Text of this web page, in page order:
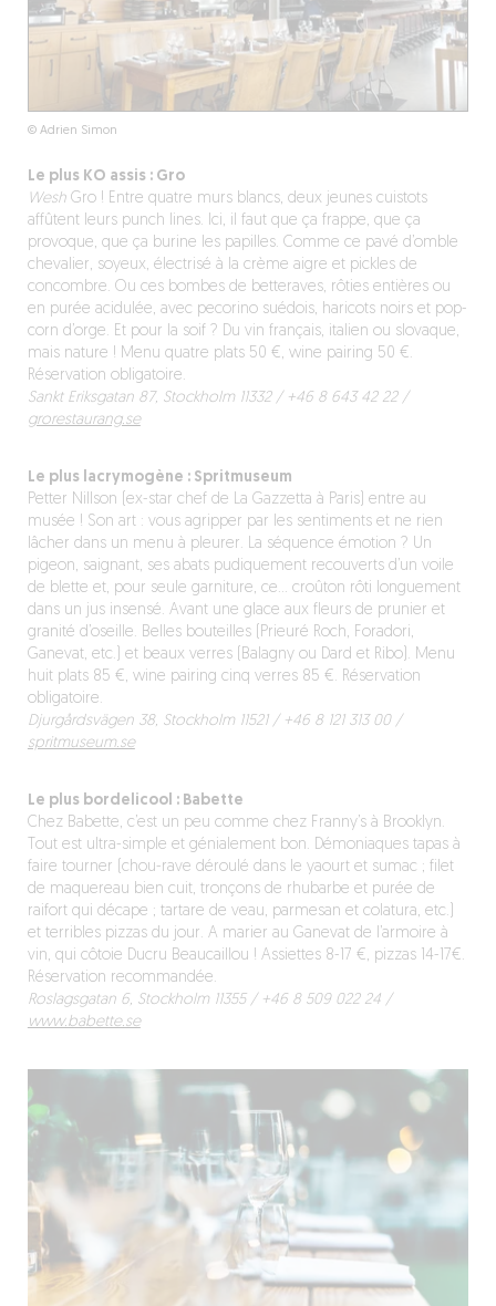
© Adrien Simon
Le plus KO assis : Gro
WeshGro ! Entre quatre murs blancs, deux jeunes cuistots
affûtent leurs punch lines. Ici, il faut que ça frappe, que ça
provoque, que ça burine les papilles. Comme ce pavé d’omble
chevalier, soyeux, électrisé à la crème aigre et pickles de
concombre. Ou ces bombes de betteraves, rôties entières ou
en purée acidulée, avec pecorino suédois, haricots noirs et pop-
corn d’orge. Et pour la soif ? Du vin français, italien ou slovaque,
mais nature ! Menu quatre plats 50 €, wine pairing 50 €.
Réservation obligatoire.
Sankt Eriksgatan 87, Stockholm 11332 /+46 8 643 42 22‪ /
grorestaurang.se
Le plus lacrymogène : Spritmuseum
Petter Nillson (ex-star chef de La Gazzetta à Paris) entre au
musée ! Son art : vous agripper par les sentiments et ne rien
lâcher dans un menu à pleurer. La séquence émotion ? Un
pigeon, saignant, ses abats pudiquement recouverts d’un voile
de blette et, pour seule garniture, ce… croûton rôti longuement
dans un jus insensé. Avant une glace aux fleurs de prunier et
granité d’oseille. Belles bouteilles (Prieuré Roch, Foradori,
Ganevat, etc.) et beaux verres (Balagny ou Dard et Ribo). Menu
huit plats 85 €, wine pairing cinq verres 85 €. Réservation
obligatoire.
Djurgårdsvägen 38, Stockholm 11521 / ‪+46 8 121 313 00 /
spritmuseum.se
Le plus bordelicool : Babette
Chez Babette, c’est un peu comme chez Franny’s à Brooklyn.
Tout est ultra-simple et génialement bon. Démoniaques tapas à
faire tourner (chou-rave déroulé dans le yaourt et sumac ; filet
de maquereau bien cuit, tronçons de rhubarbe et purée de
raifort qui décape ; tartare de veau, parmesan et colatura, etc.)
et terribles pizzas du jour. A marier au Ganevat de l’armoire à
vin, qui côtoie Ducru Beaucaillou ! Assiettes 8-17 €, pizzas 14-17€.
Réservation recommandée.
Roslagsgatan 6, Stockholm 11355 / ‪+46 8 509 022 24 /
www.babette.se